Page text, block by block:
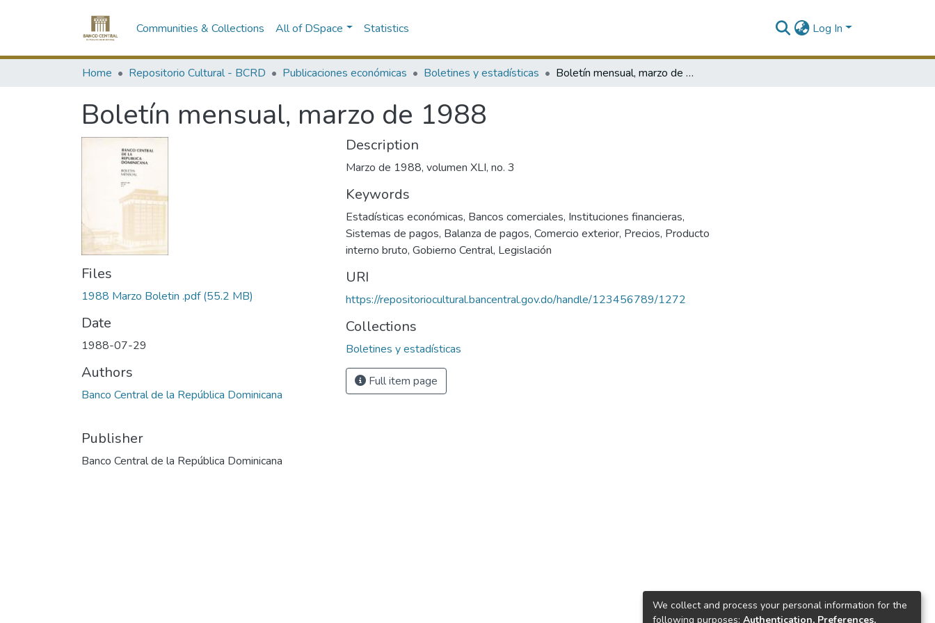
Communities & Collections All of DSpace Statistics Log In
Home Repositorio Cultural - BCRD Publicaciones económicas Boletines y estadísticas Boletín mensual, marzo de 1988
Boletín mensual, marzo de 1988
Files
1988 Marzo Boletin .pdf(55.2 MB)
Date
1988-07-29
Authors
Banco Central de la República Dominicana
Publisher
Banco Central de la República Dominicana
Description
Marzo de 1988, volumen XLI, no. 3
Keywords
Estadísticas económicas, Bancos comerciales, Instituciones financieras,
Sistemas de pagos, Balanza de pagos, Comercio exterior, Precios, Producto
interno bruto, Gobierno Central, Legislación
URI
https://repositoriocultural.bancentral.gov.do/handle/123456789/1272
Collections
Boletines y estadísticas
Full item page
We collect and process your personal information for the
following purposes: Authentication, Preferences,